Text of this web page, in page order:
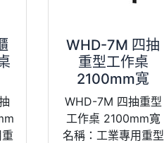
WHD-7M 四抽
重型工作桌
2100mm寬
WHD-7M 四抽重型
工作桌 2100mm寬
名稱：工業專用重型